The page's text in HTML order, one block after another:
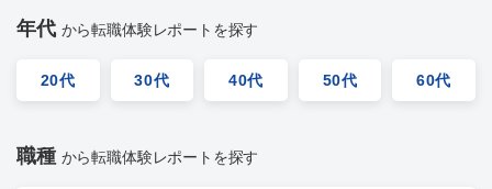
年代 から転職体験レポートを探す
20代 30代 40代 50代 60代
職種 から転職体験レポートを探す